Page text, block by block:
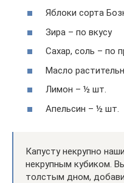
Яблоки сорта
Зира – по вкусу
Сахар, соль – по
Масло
Лимон – ½ шт.
Апельсин – ½ шт.
Капусту некрупно
некрупным кубиком.
толстым дном,